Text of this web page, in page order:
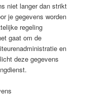
niet langer dan strikt
je gegevens worden
regeling
gaat om de
en
deze gegevens